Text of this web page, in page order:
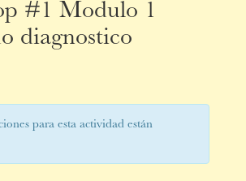
#1 Modulo 1
diagnostico
para esta actividad están